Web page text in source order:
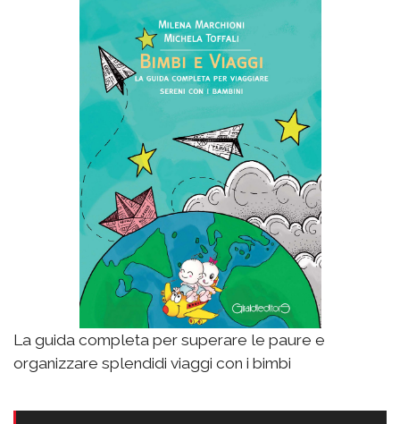
La guida completa per superare le paure e
organizzare splendidi viaggi con i bimbi